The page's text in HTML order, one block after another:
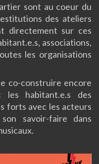
sont au coeur du
des ateliers
directement sur ces
associations,
les organisations
co-construire encore
les habitant.e.s des
forts avec les acteurs
savoir-faire dans